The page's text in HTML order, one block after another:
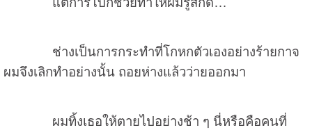
ช่างเป็นการกระทำที่โกหกตัวเองอย่างร้ายกาจ
ผมจึงเลิกทำอย่างนั้น ถอยห่างแล้วว่ายออกมา
ผมทิ้งเธอให้ตายไปอย่างช้า ๆ นี่หรือคือคนที่